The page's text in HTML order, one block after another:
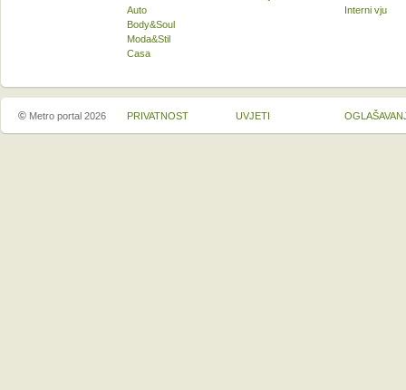
Auto
Body&Soul
Moda&Stil
Casa
Interni vju
© Metro portal 2026 PRIVATNOST UVJETI